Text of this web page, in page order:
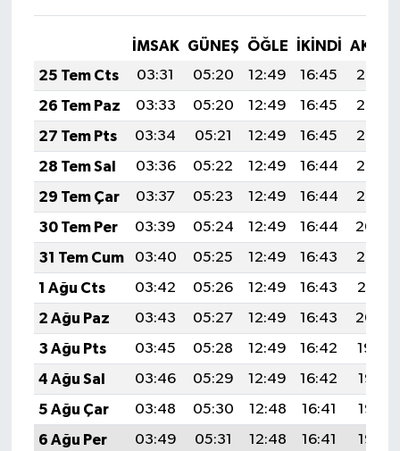
İMSAK GÜNEŞ ÖĞLE İKINDI
25 Tem Cts
03:31 05:20 12:49 16:45
20:08
26 Tem Paz
03:33 05:20 12:49 16:45
20:07
27 Tem Pts
03:34 05:21 12:49 16:45
20:06
28 Tem Sal
03:36 05:22 12:49 16:44
20:05
29 Tem Çar
03:37 05:23 12:49 16:44
20:05
30 Tem Per
03:39 05:24 12:49 16:44
20:04
31 Tem Cum
03:40 05:25 12:49 16:43
20:02
1 Ağu Cts
03:42 05:26 12:49 16:43
20:01
2 Ağu Paz
03:43 05:27 12:49 16:43
20:00
3 Ağu Pts
03:45 05:28 12:49 16:42
19:59
4 Ağu Sal
03:46 05:29 12:49 16:42
19:58
5 Ağu Çar
03:48 05:30 12:48 16:41
19:57
6 Ağu Per
03:49 05:31 12:48 16:41
19:56